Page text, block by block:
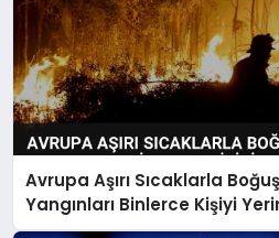
Avrupa Aşırı Sıcaklarla
Yangınları Binlerce Kişiyi